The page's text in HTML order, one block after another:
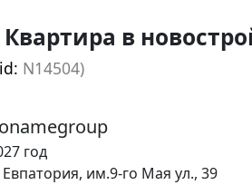
в
id: N14504)
год
им.9-го Мая ул., 39